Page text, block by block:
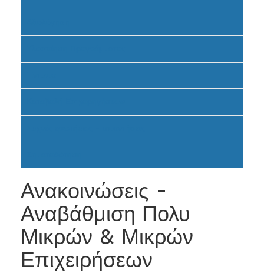
Ανακοινώσεις -
Αναβάθμιση Πολυ
Μικρών & Μικρών
Επιχειρήσεων